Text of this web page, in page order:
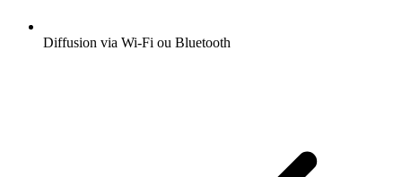
Diffusion via Wi-Fi ou Bluetooth